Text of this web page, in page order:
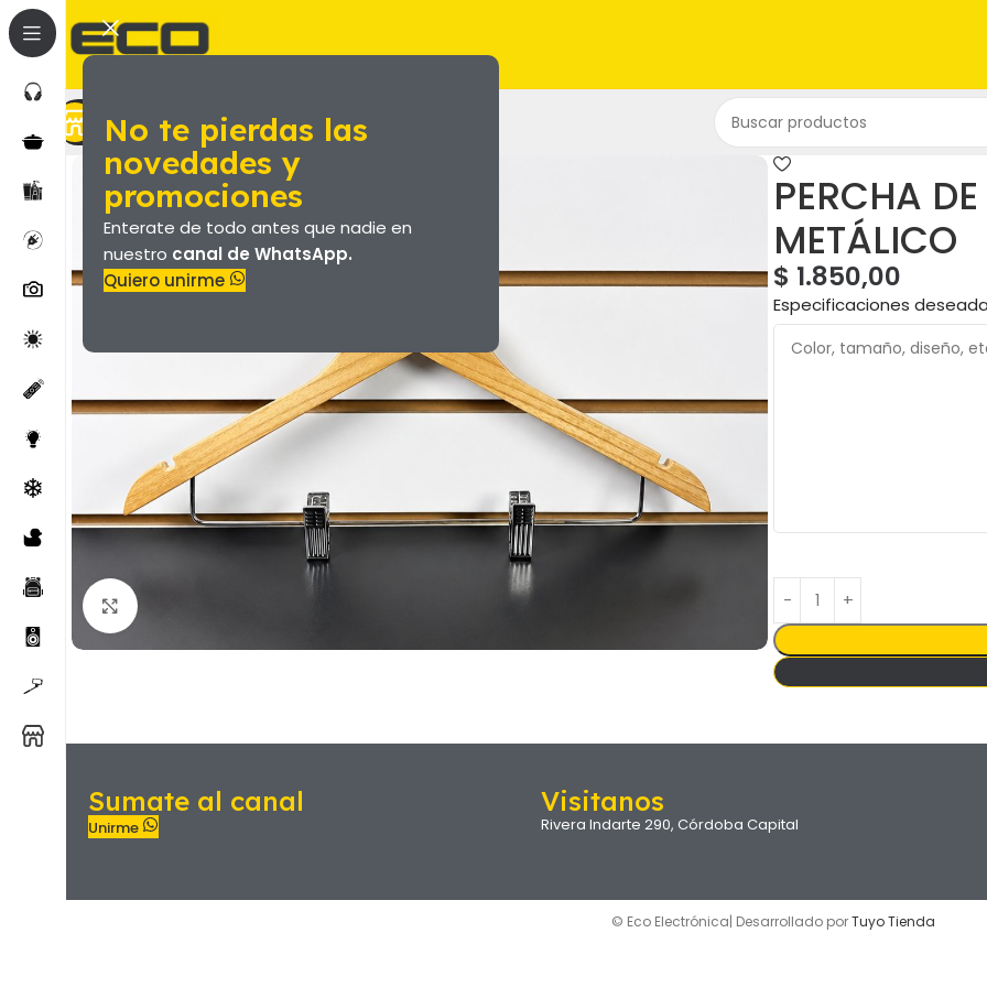
No te pierdas las
novedades y
promociones
Enterate de todo antes que nadie en
nuestro canal de WhatsApp.
Quiero unirme
Productos Marroquineria (Valijas Y Más)
PERCHA
METÁLICO
$ 1.850,00
Especificaciones
Sumate al canal
Unirme
Visitanos
Rivera Indarte 290, Córdoba Capital
© Eco Electrónica| Desarrollado porTuyo Tienda